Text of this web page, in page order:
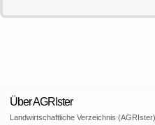
Über AGRIster
Landwirtschaftliche Verzeichnis